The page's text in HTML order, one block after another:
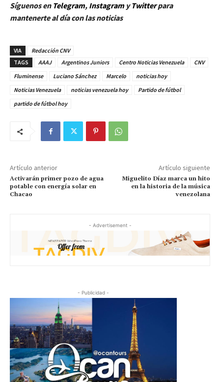
Síguenos en Telegram, InstagramyTwitterpara
mantenerte al día con las noticias
VIA
Redacción CNV
TAGS
AAAJ Argentinos Juniors Centro Noticias Venezuela
CNV
Fluminense
Luciano Sánchez Marcelo
noticias hoy
Noticias Venezuela
noticias venezuela hoy
Partido de fútbol
partido de fútbol hoy
Artículo anterior
Activarán primer pozo de agua
potable con energía solar en
Chacao
Artículo siguiente
Miguelito Díaz marca un hito
en la historia de la música
venezolana
- Advertisement -
- Publicidad -